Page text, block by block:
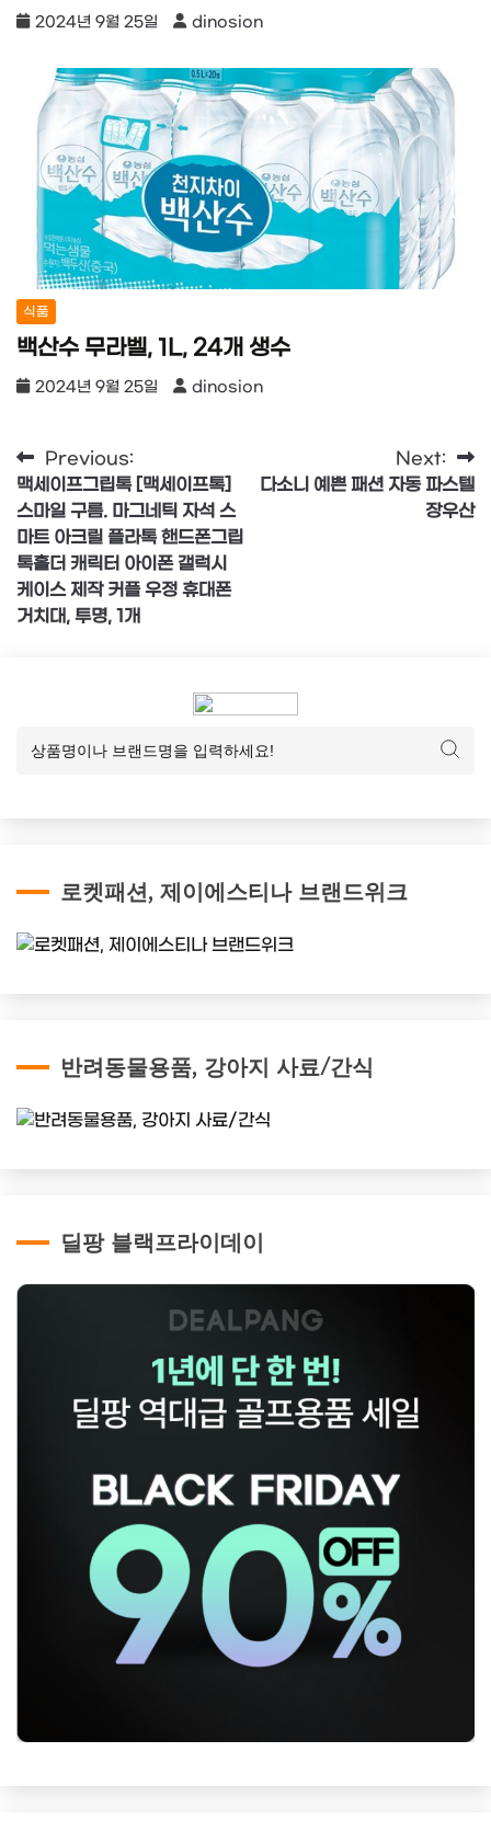
2024년 9월 25일 dinosion
식품
백산수 무라벨, 1L, 24개 생수
2024년 9월 25일 dinosion
글
탐
색
Previous:
맥세이프그립톡 [맥세이프톡]
스마일 구름. 마그네틱 자석 스
마트 아크릴 플라톡 핸드폰그립
톡홀더 캐릭터 아이폰 갤럭시
케이스 제작 커플 우정 휴대폰
거치대, 투명, 1개
Next:
다소니 예쁜 패션 자동 파스텔
장우산
로켓패션, 제이에스티나 브랜드위크
반려동물용품, 강아지 사료/간식
딜팡 블랙프라이데이